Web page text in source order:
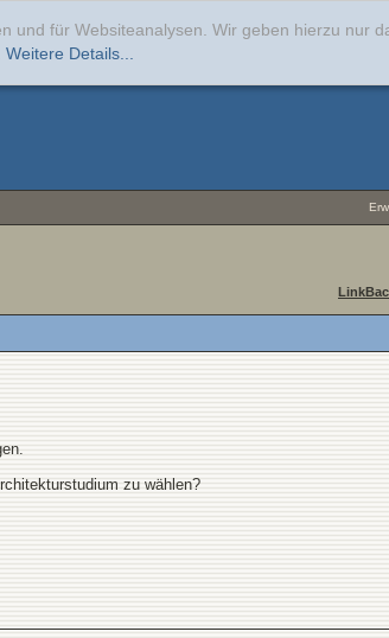
und für Websiteanalysen. Wir geben hierzu nur
Weitere Details...
zu wählen?